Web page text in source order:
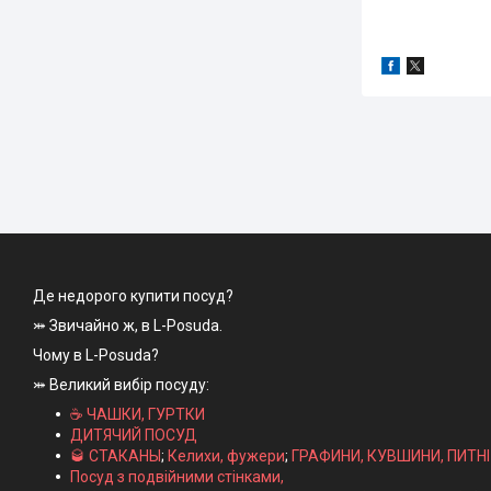
Де недорого купити посуд?
⤗ Звичайно ж, в L-Posuda.
Чому в L-Posuda?
⤗ Великий вибір посуду:
☕ ЧАШКИ, ГУРТКИ
ДИТЯЧИЙ ПОСУД
🥃 СТАКАНЫ; Келихи, фужери; ГРАФИНИ, КУВШИНИ,
Посуд з подвійними стінками,